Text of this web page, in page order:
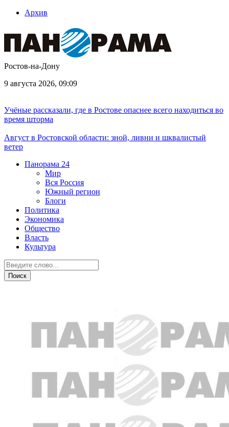
Архив
Ростов-на-Дону
9 августа 2026, 09:09
Учёные рассказали, где в Ростове опаснее всего находиться во
время шторма
Август в Ростовской области: зной, ливни и шквалистый
ветер
Панорама 24
Мир
Вся Россия
Южный регион
Блоги
Политика
Экономика
Общество
Власть
Культура